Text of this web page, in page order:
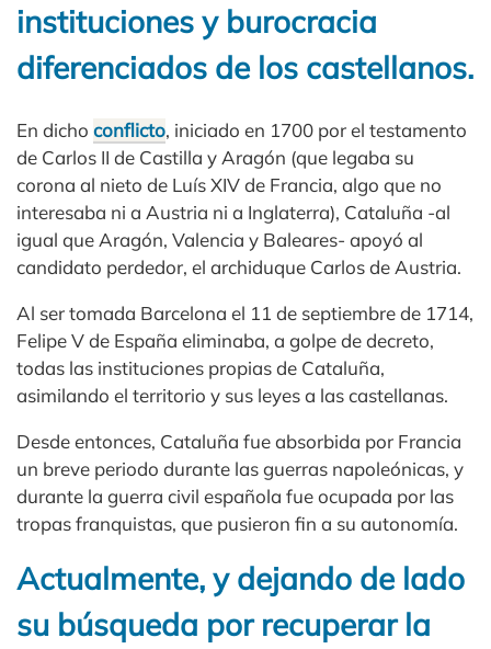
instituciones y burocracia
diferenciados de los castellanos.
En dicho conflicto, iniciado en 1700 por el testamento
de Carlos II de Castilla y Aragón (que legaba su
corona al nieto de Luís XIV de Francia, algo que no
interesaba ni a Austria ni a Inglaterra), Cataluña -al
igual que Aragón, Valencia y Baleares- apoyó al
candidato perdedor, el archiduque Carlos de Austria.
Al ser tomada Barcelona el 11 de septiembre de 1714,
Felipe V de España eliminaba, a golpe de decreto,
todas las instituciones propias de Cataluña,
asimilando el territorio y sus leyes a las castellanas.
Desde entonces, Cataluña fue absorbida por Francia
un breve periodo durante las guerras napoleónicas, y
durante la guerra civil española fue ocupada por las
tropas franquistas, que pusieron fin a su autonomía.
Actualmente, y dejando de lado
su búsqueda por recuperar la